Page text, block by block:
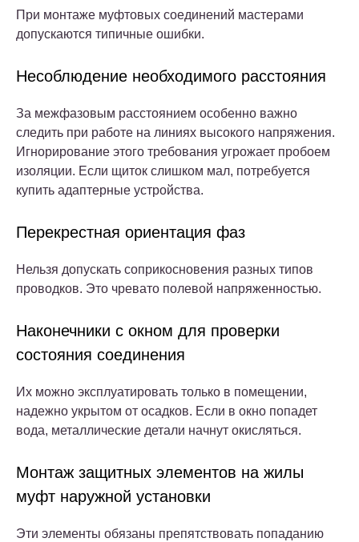
При монтаже муфтовых соединений мастерами
допускаются типичные ошибки.
Несоблюдение необходимого расстояния
За межфазовым расстоянием особенно важно
следить при работе на линиях высокого напряжения.
Игнорирование этого требования угрожает пробоем
изоляции. Если щиток слишком мал, потребуется
купить адаптерные устройства.
Перекрестная ориентация фаз
Нельзя допускать соприкосновения разных типов
проводков. Это чревато полевой напряженностью.
Наконечники с окном для проверки
состояния соединения
Их можно эксплуатировать только в помещении,
надежно укрытом от осадков. Если в окно попадет
вода, металлические детали начнут окисляться.
Монтаж защитных элементов на жилы
муфт наружной установки
Эти элементы обязаны препятствовать попаданию